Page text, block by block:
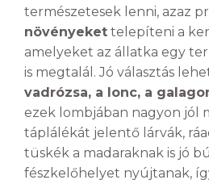
természetesek lenni, azaz
növényeket telepíteni a
amelyeket az állatka egy
is megtalál. Jó választás
vadrózsa, a lonc, a
ezek lombjában nagyon jól
táplálékát jelentő lárvák,
tüskék a madaraknak is jó
fészkelőhelyet nyújtanak,